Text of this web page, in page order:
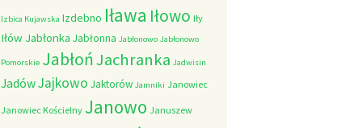
Izbica Kujawska Izdebno Iława Iłowo Iły
Iłów Jabłonka Jabłonna Jabłonowo Jabłonowo
Pomorskie JabłońJachranka Jadwisin
JadówJajkowo Jaktorów Jamniki Janowiec
Janowiec Kościelny Janowo Januszew